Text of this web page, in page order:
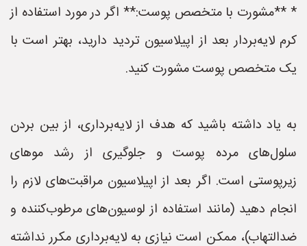
* **مشورت با متخصص پوست:** اگر در مورد استفاده از
کرم لایه‌بردار بعد از اپیلاسیون تردید دارید، بهتر است با
یک متخصص پوست مشورت کنید.
به یاد داشته باشید که هدف از لایه‌برداری، از بین بردن
سلول‌های مرده پوست و جلوگیری از رشد موهای
زیرپوستی است. اگر بعد از اپیلاسیون مراقبت‌های لازم را
انجام دهید (مانند استفاده از لوسیون‌های مرطوب‌کننده و
ضدالتهاب)، ممکن است نیازی به لایه‌برداری مکرر نداشته